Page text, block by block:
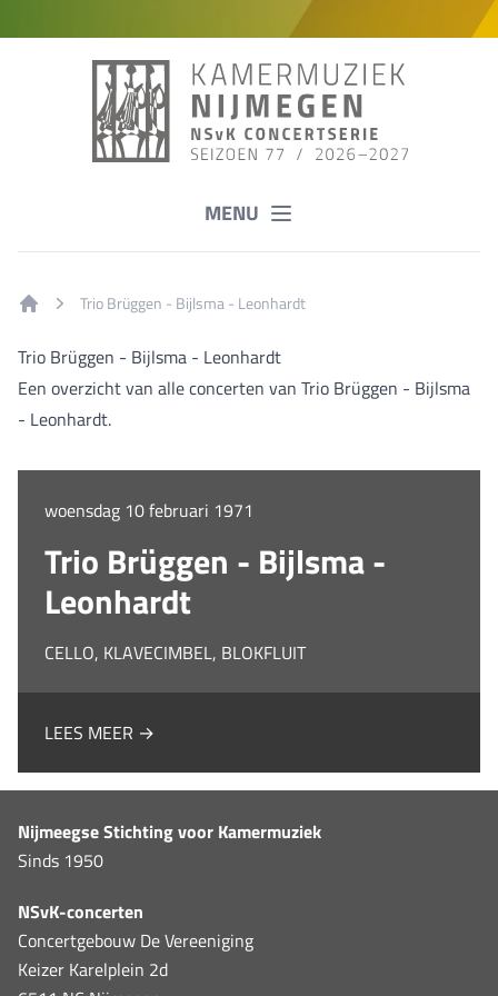
MENU
Trio Brüggen - Bijlsma - Leonhardt
Trio Brüggen - Bijlsma - Leonhardt
Een overzicht van alle concerten van Trio Brüggen - Bijlsma
- Leonhardt.
woensdag 10 februari 1971
Trio Brüggen - Bijlsma -
Leonhardt
CELLO, KLAVECIMBEL, BLOKFLUIT
LEES MEER →
Nijmeegse Stichting voor Kamermuziek
Sinds 1950
NSvK-concerten
Concertgebouw De Vereeniging
Keizer Karelplein 2d